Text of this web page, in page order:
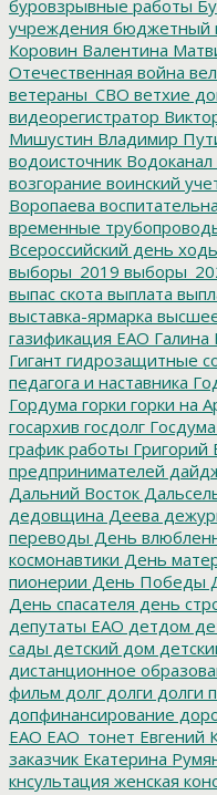
буровзрывные работы
учреждения бюджетный
Коровин Валентина
Отечественная война
ветераны_СВО ветхие
видеорегистратор
Мишустин Владимир
водоисточник Водоканал
возгорание воинский
Воропаева
временные
Всероссийский день
выборы_2019
выпас скота выплата
выставка-ярмарка
газификация ЕАО Галина
Гигант гидрозащитные
педагога и наставника
Гордума горки горки на
госархив госдолг Госдума
график работы Григорий
предпринимателей
Дальний Восток
дедовщина Деева
переводы День
космонавтики День
пионерии День Победы
День спасателя день
депутаты ЕАО детдом
сады детский дом
дистанционное
фильм долг долги долги
допфинансирование
ЕАО ЕАО_тонет Евгений
заказчик Екатерина
кнсультация женская